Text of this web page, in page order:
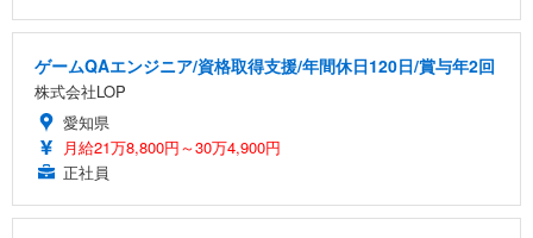
ゲームQAエンジニア/資格取得支援/年間休日120日/賞与年2回
株式会社LOP
愛知県
月給21万8,800円～30万4,900円
正社員